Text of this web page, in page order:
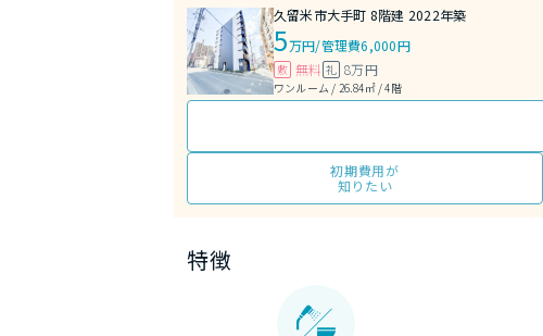
久留米市大手町 8階建 2022年築
5万円/管理費6,000円
敷 無料 礼 8万円
ワンルーム / 26.84㎡ / 4階
初期費用が
知りたい
特徴